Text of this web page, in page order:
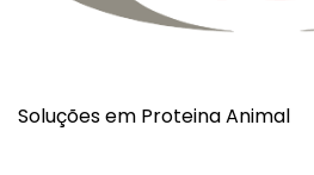
Soluções em Proteina Animal